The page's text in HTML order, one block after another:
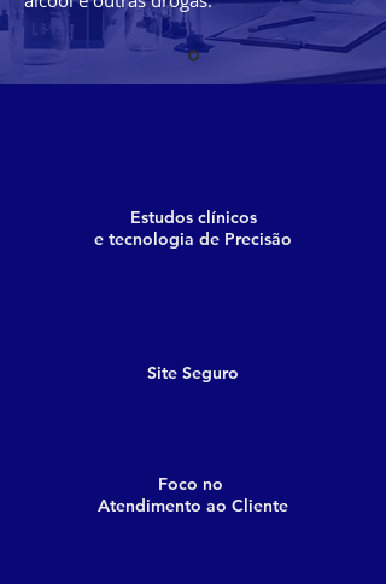
Estudos clínicos
e tecnologia de Precisão
Site Seguro
Foco no
Atendimento ao Cliente